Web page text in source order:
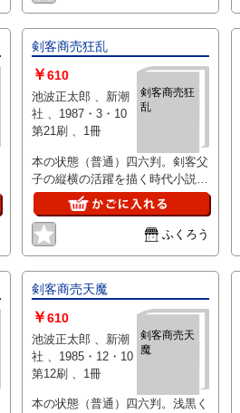
剣客商売狂乱
剣客商売狂
乱
￥610
池波正太郎 、新潮
社 、1987・3・10
第21刷 、1冊
本の状態（普通）四六判。剣客父
子の縦横の活躍を描く時代小説シ
リーズ
ふくろう
剣客商売天魔
剣客商売天
魔
￥610
池波正太郎 、新潮
社 、1985・12・10
第12刷 、1冊
本の状態（普通）四六判。浅黒く